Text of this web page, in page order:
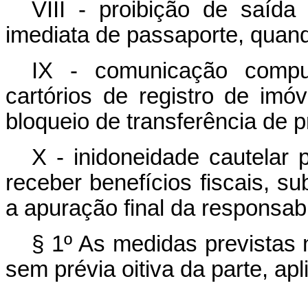
VIII - proibição de saída
imediata de passaporte,
IX - comunicação
cartórios de registro de
bloqueio de transferência de
X - inidoneidade cautelar
receber benefícios fiscais,
a apuração final da
§ 1º As medidas
sem prévia oitiva da parte,